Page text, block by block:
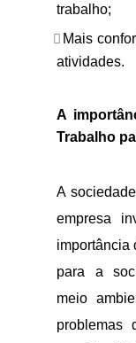
trabalho;
Mais
atividades.
A
Trabalho
A
empresa
importância
para a
meio
problemas